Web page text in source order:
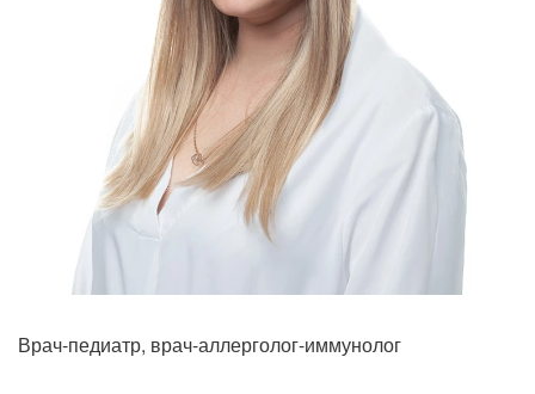
Врач-педиатр, врач-аллерголог-иммунолог